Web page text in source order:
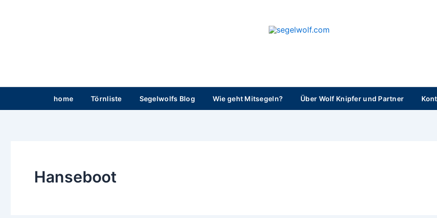
home Törnliste Segelwolfs Blog Wie geht Mitsegeln? Über Wolf Knipfer und Partner
Hanseboot